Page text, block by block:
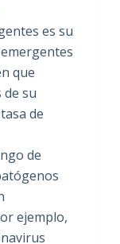
es su
que
de su
de
de
ejemplo,